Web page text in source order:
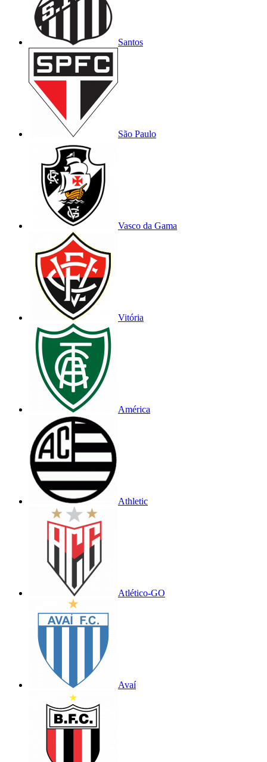
Santos
São Paulo
Vasco da Gama
Vitória
América
Athletic
Atlético-GO
Avaí